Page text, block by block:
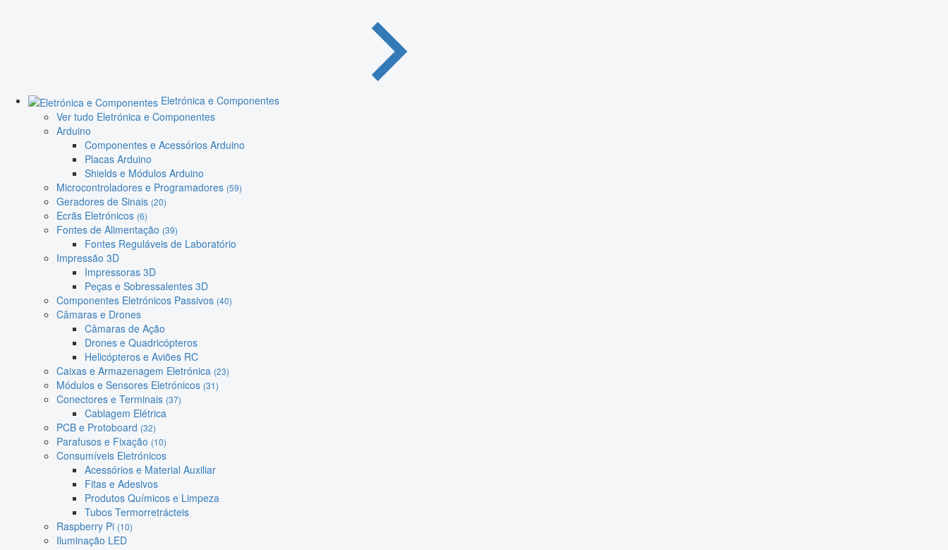
Eletrónica e Componentes
Ver tudo Eletrónica e Componentes
Arduino
Componentes e Acessórios Arduino
Placas Arduino
Shields e Módulos Arduino
Microcontroladores e Programadores (59)
Geradores de Sinais (20)
Ecrãs Eletrónicos (6)
Fontes de Alimentação (39)
Fontes Reguláveis de Laboratório
Impressão 3D
Impressoras 3D
Peças e Sobressalentes 3D
Componentes Eletrónicos Passivos (40)
Câmaras e Drones
Câmaras de Ação
Drones e Quadricópteros
Helicópteros e Aviões RC
Caixas e Armazenagem Eletrónica (23)
Módulos e Sensores Eletrónicos (31)
Conectores e Terminais (37)
Cablagem Elétrica
PCB e Protoboard (32)
Parafusos e Fixação (10)
Consumíveis Eletrónicos
Acessórios e Material Auxiliar
Fitas e Adesivos
Produtos Químicos e Limpeza
Tubos Termorretrácteis
Raspberry Pi (10)
Iluminação LED